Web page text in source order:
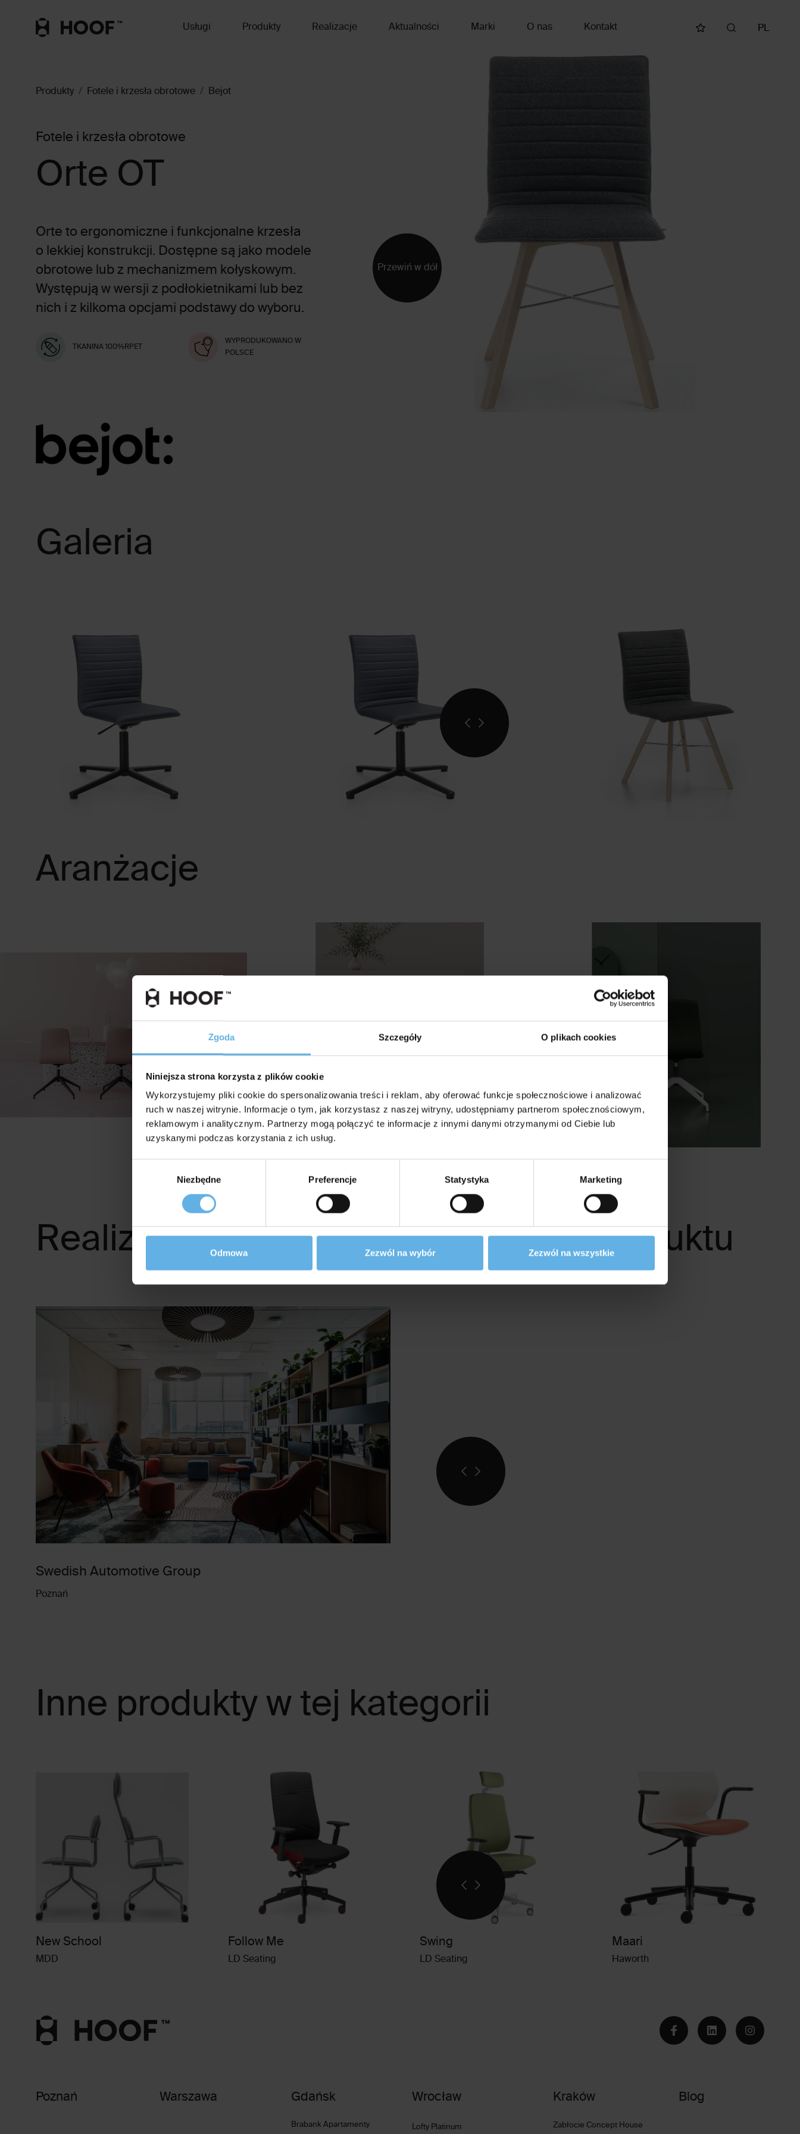
Zgoda Szczegóły O plikach cookies
Niniejsza strona korzysta z plików cookie
Wykorzystujemy pliki cookie do spersonalizowania treści i reklam, aby oferować funkcje społecznościowe i analizować
ruch w naszej witrynie. Informacje o tym, jak korzystasz z naszej witryny, udostępniamy partnerom społecznościowym,
reklamowym i analitycznym. Partnerzy mogą połączyć te informacje z innymi danymi otrzymanymi od Ciebie lub
uzyskanymi podczas korzystania z ich usług.
Niezbędne Preferencje Statystyka Marketing
Odmowa Zezwól na wybór Zezwól na wszystkie
Usługi Produkty Realizacje Aktualności Marki O nas Kontakt PL
Produkty Fotele i krzesła obrotowe Bejot
Fotele i krzesła obrotowe
Orte OT
Orte to ergonomiczne i funkcjonalne krzesła
o lekkiej konstrukcji. Dostępne są jako modele
obrotowe lub z mechanizmem kołyskowym.
Występują w wersji z podłokietnikami lub bez
nich i z kilkoma opcjami podstawy do wyboru.
TKANINA 100%RPET
WYPRODUKOWANO W
POLSCE
Przewiń w dół
Galeria
Aranżacje
Realizacje z wykorzystaniem tego produktu
Swedish Automotive Group
Poznań
Inne produkty w tej kategorii
New School
MDD
Follow Me
LD Seating
Swing
LD Seating
Maari
Haworth
Poznań Warszawa Gdańsk
Brabank Apartamenty
Wrocław
Lofty Platinum
Kraków
Zabłocie Concept House
Blog